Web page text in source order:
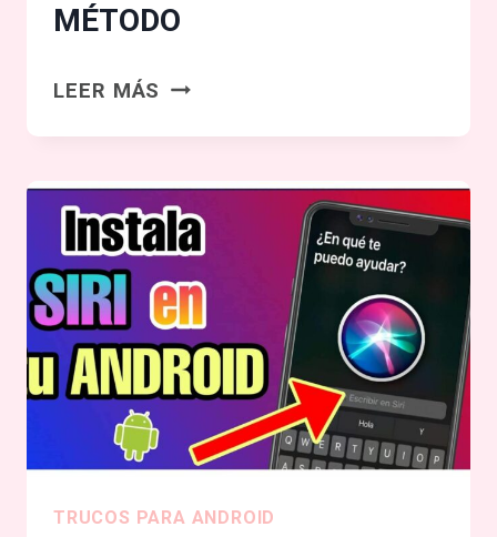
MÉTODO
LEER MÁS CÓMO
NOMBRE
EN
FACEBOOK
2025!
CUENTA
NUEVA
Y
ANTIGUA
/
TRUCOS PARA ANDROID